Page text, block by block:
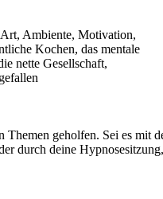
Art, Ambiente, Motivation,
Kochen, das mentale
nette Gesellschaft,
Themen geholfen. Sei es mit
durch deine Hypnosesitzung,